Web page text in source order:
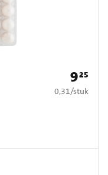
Prijs: €
925
€ 0,31 per stuk
0,31/stuk